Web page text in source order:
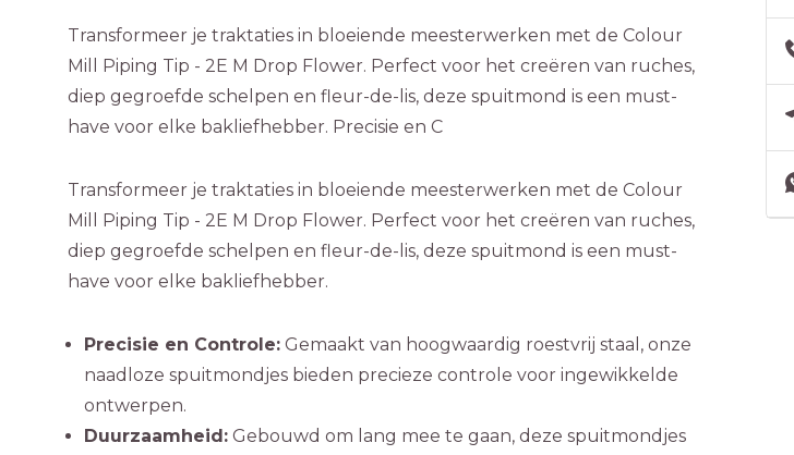
Transformeer je traktaties in bloeiende meesterwerken met de Colour
Mill Piping Tip - 2E M Drop Flower. Perfect voor het creëren van ruches,
diep gegroefde schelpen en fleur-de-lis, deze spuitmond is een must-
have voor elke bakliefhebber. Precisie en C
Transformeer je traktaties in bloeiende meesterwerken met de Colour
Mill Piping Tip - 2E M Drop Flower. Perfect voor het creëren van ruches,
diep gegroefde schelpen en fleur-de-lis, deze spuitmond is een must-
have voor elke bakliefhebber.
Precisie en Controle: Gemaakt van hoogwaardig roestvrij staal, onze
naadloze spuitmondjes bieden precieze controle voor ingewikkelde
ontwerpen.
Duurzaamheid: Gebouwd om lang mee te gaan, deze spuitmondjes